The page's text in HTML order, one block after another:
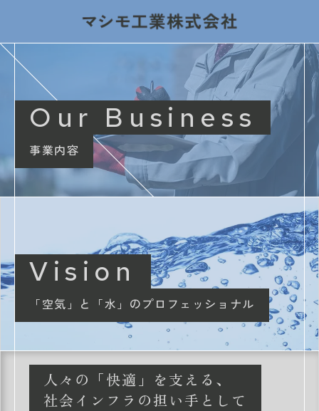
Our Business
事業内容
Vision
「空気」と「水」のプロフェッショナル
人々の「快適」を支える、
社会インフラの担い手として